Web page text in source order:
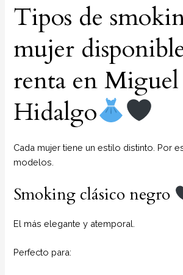
Tipos de
mujer
renta en Miguel
Hidalgo
Cada mujer tiene un estilo distinto. Por
modelos.
Smoking clásico negro
El más elegante y atemporal.
Perfecto para: